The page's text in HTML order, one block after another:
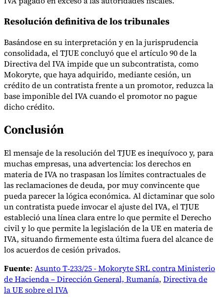
Resolución definitiva de los tribunales
Basándose en su interpretación y en la jurisprudencia
consolidada, el TJUE concluyó que el artículo 90 de la
Directiva del IVA impide que un subcontratista, como
Mokoryte, que haya adquirido, mediante cesión, un
crédito de un contratista frente a un promotor, reduzca la
base imponible del IVA cuando el promotor no pague
dicho crédito.
Conclusión
El mensaje de la resolución del TJUE es inequívoco y, para
muchas empresas, una advertencia: los derechos en
materia de IVA no traspasan los límites contractuales de
las reclamaciones de deuda, por muy convincente que
pueda parecer la lógica económica. Al dictaminar que solo
un contratista puede invocar el ajuste del IVA, el TJUE
estableció una línea clara entre lo que permite el Derecho
civil y lo que permite la legislación de la UE en materia de
IVA, situando firmemente esta última fuera del alcance de
los acuerdos de cesión privados.
Fuente: Asunto T‑233/25 - Mokoryte SRL contra Ministerio
de Hacienda – Dirección General, Rumanía, Directiva de
la UE sobre el IVA